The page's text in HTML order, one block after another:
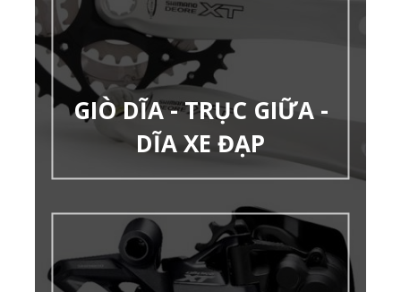
GIÒ DĨA - TRỤC GIỮA -
DĨA XE ĐẠP